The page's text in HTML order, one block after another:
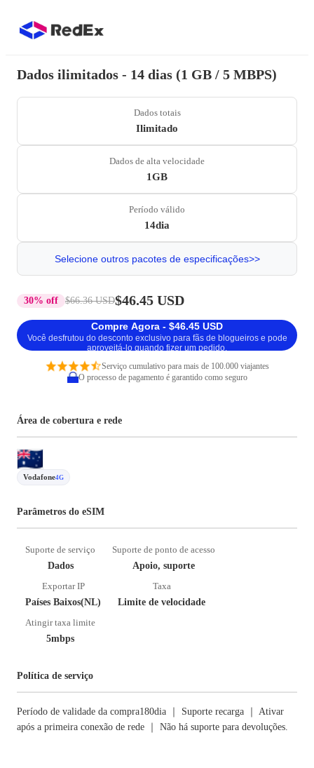
Dados ilimitados - 14 dias (1 GB / 5 MBPS)
Dados totais
Ilimitado
Dados de alta velocidade
1GB
Período válido
14dia
Selecione outros pacotes de especificações>>
30% off $66.36 USD$46.45 USD
Compre Agora - $46.45 USD
Você desfrutou do desconto exclusivo para fãs de blogueiros e pode
aproveitá-lo quando fizer um pedido.
Serviço cumulativo para mais de 100.000 viajantes
O processo de pagamento é garantido como seguro
Área de cobertura e rede
Vodafone4G
Parâmetros do eSIM
Suporte de serviço
Dados
Suporte de ponto de acesso
Apoio, suporte
Exportar IP
Países Baixos(NL)
Taxa
Limite de velocidade
Atingir taxa limite
5mbps
Política de serviço
Período de validade da compra180dia ｜ Suporte recarga ｜ Ativar
após a primeira conexão de rede ｜ Não há suporte para devoluções.